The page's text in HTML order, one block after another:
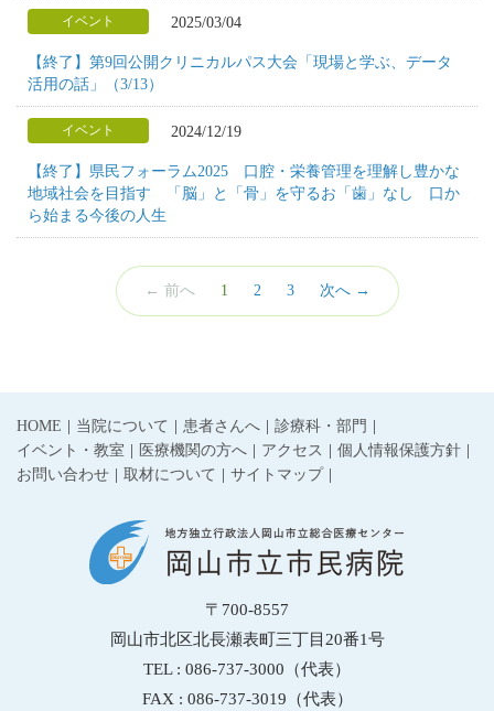
イベント 2025/03/04
【終了】第9回公開クリニカルパス大会「現場と学ぶ、データ
活用の話」（3/13）
イベント 2024/12/19
【終了】県民フォーラム2025 口腔・栄養管理を理解し豊かな
地域社会を目指す 「脳」と「骨」を守るお「歯」なし 口か
ら始まる今後の人生
← 前へ 1 （こ
の
2 3 次へ →
HOME 当院について 患者さんへ
診療科・部門
イベント・教室
医療機関の方へ アクセス
個人情報保護方針
お問い合わせ
取材について サイトマップ
〒700-8557
岡山市北区北長瀬表町三丁目20番1号
TEL : 086-737-3000（代表）
FAX : 086-737-3019（代表）